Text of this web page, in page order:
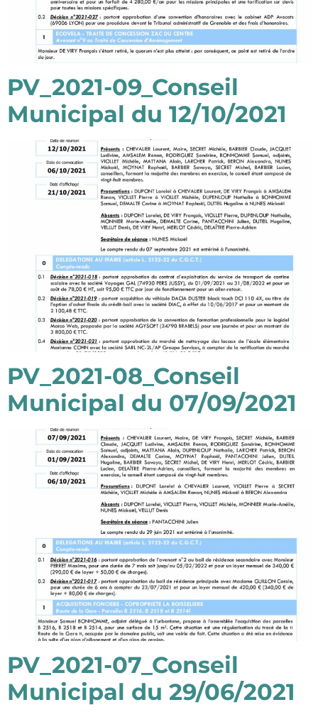
PV_2021-09_Conseil
Municipal du 12/10/2021
PV_2021-08_Conseil
Municipal du 07/09/2021
PV_2021-07_Conseil
Municipal du 29/06/2021